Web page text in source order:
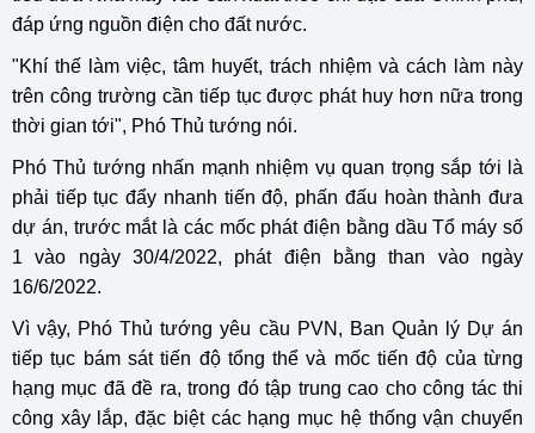
đáp ứng nguồn điện cho đất nước.
"Khí thế làm việc, tâm huyết, trách nhiệm và cách làm này
trên công trường cần tiếp tục được phát huy hơn nữa trong
thời gian tới", Phó Thủ tướng nói.
Phó Thủ tướng nhấn mạnh nhiệm vụ quan trọng sắp tới là
phải tiếp tục đẩy nhanh tiến độ, phấn đấu hoàn thành đưa
dự án, trước mắt là các mốc phát điện bằng dầu Tổ máy số
1 vào ngày 30/4/2022, phát điện bằng than vào ngày
16/6/2022.
Vì vậy, Phó Thủ tướng yêu cầu PVN, Ban Quản lý Dự án
tiếp tục bám sát tiến độ tổng thể và mốc tiến độ của từng
hạng mục đã đề ra, trong đó tập trung cao cho công tác thi
công xây lắp, đặc biệt các hạng mục hệ thống vận chuyển